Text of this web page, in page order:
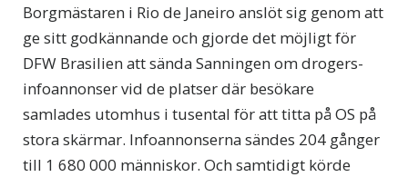
Borgmästaren i Rio de Janeiro anslöt sig genom att
ge sitt godkännande och gjorde det möjligt för
DFW Brasilien att sända Sanningen om drogers-
infoannonser vid de platser där besökare
samlades utomhus i tusental för att titta på OS på
stora skärmar. Infoannonserna sändes 204 gånger
till 1 680 000 människor. Och samtidigt körde